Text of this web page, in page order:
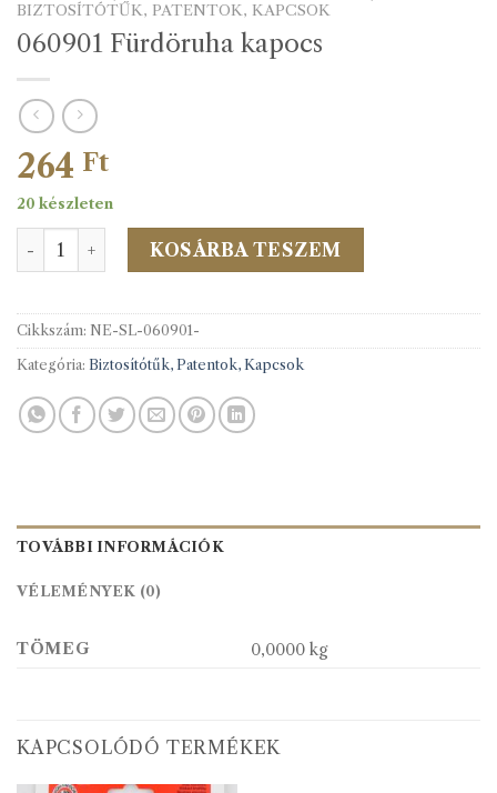
BIZTOSÍTÓTŰK, PATENTOK, KAPCSOK
060901 Fürdöruha kapocs
264 Ft
20 készleten
060901 Fürdöruha kapocs mennyiség
KOSÁRBA TESZEM
Cikkszám: NE-SL-060901-
Kategória: Biztosítótűk, Patentok, Kapcsok
TOVÁBBI INFORMÁCIÓK
VÉLEMÉNYEK (0)
TÖMEG 0,0000 kg
KAPCSOLÓDÓ TERMÉKEK